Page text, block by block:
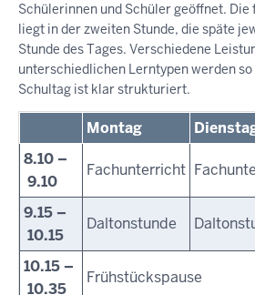
Schülerinnen und Schüler geöffnet. Die
liegt in der zweiten Stunde, die späte
Stunde des Tages. Verschiedene
unterschiedlichen Lerntypen werden
Schultag ist klar strukturiert.
Montag
8.10 –
9.10
Fachunterricht
9.15 –
10.15
Daltonstunde
10.15 –
10.35
Frühstückspause